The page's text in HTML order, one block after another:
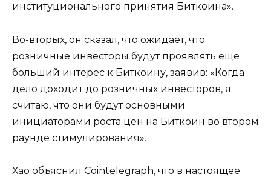
институционального принятия Биткоина».
Во-вторых, он сказал, что ожидает, что
розничные инвесторы будут проявлять еще
больший интерес к Биткоину, заявив: «Когда
дело доходит до розничных инвесторов, я
считаю, что они будут основными
инициаторами роста цен на Биткоин во втором
раунде стимулирования».
Хао объяснил Cointelegraph, что в настоящее